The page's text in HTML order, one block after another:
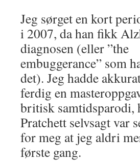
Jeg sørget en kort
i 2007, da han fikk
diagnosen (eller ”the
embuggerance” som
det). Jeg hadde
ferdig en
britisk samtidsparodi,
Pratchett selvsagt var
for meg at jeg aldri
første gang.